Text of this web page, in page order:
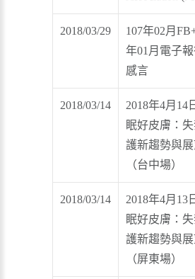
2018/03/29
107年02月
年01月電子
感言
2018/03/14
2018年4月14
眠好皮膚：
護新趨勢與展
（台中場）
2018/03/14
2018年4月13
眠好皮膚：
護新趨勢與展
（屏東場）